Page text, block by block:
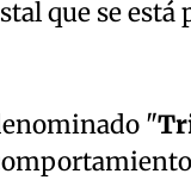
que se está
"